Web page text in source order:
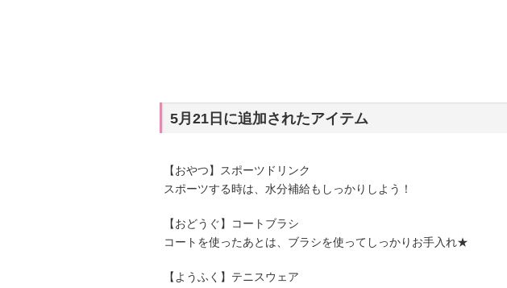
5月21日に追加されたアイテム
【おやつ】スポーツドリンク
スポーツする時は、水分補給もしっかりしよう！
【おどうぐ】コートブラシ
コートを使ったあとは、ブラシを使ってしっかりお手入れ★
【ようふく】テニスウェア